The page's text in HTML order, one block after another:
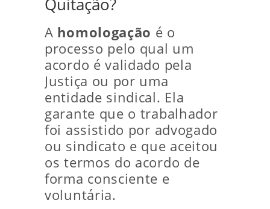
Quitação?
A homologação é o
processo pelo qual um
acordo é validado pela
Justiça ou por uma
entidade sindical. Ela
garante que o trabalhador
foi assistido por advogado
ou sindicato e que aceitou
os termos do acordo de
forma consciente e
voluntária.